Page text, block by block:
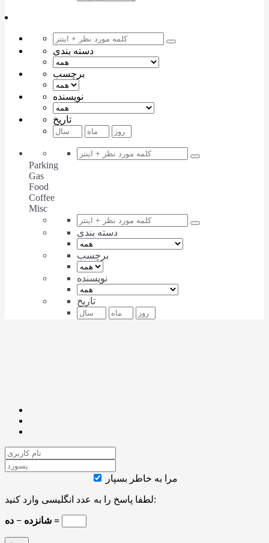
دسته بندی
برچسب
نویسنده
تاریخ
Parking
Gas
Food
Coffee
Misc
دسته بندی
برچسب
نویسنده
تاریخ
مرا به خاطر بسپار
لطفا پاسخ را به عدد انگلیسی وارد کنید:
شانزده − ده =